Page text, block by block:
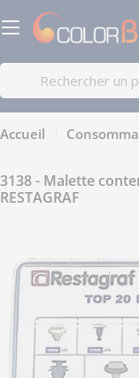
Passer
au
Recherche
Accueil
3138 - Malette
RESTAGRAF
aux
informations